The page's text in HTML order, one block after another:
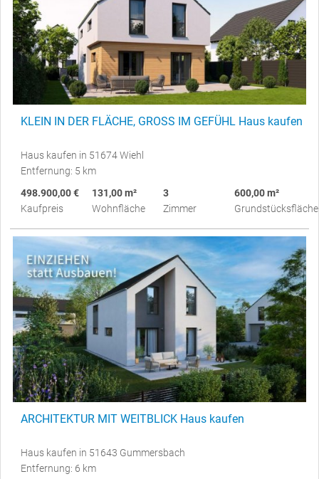
KLEIN IN DER FLÄCHE, GROSS IM GEFÜHL Haus kaufen
Haus kaufen in 51674 Wiehl
Entfernung: 5 km
498.900,00 €
Kaufpreis
131,00 m²
Wohnfläche
3
Zimmer
600,00 m²
Grundstücksfläche
ARCHITEKTUR MIT WEITBLICK Haus kaufen
Haus kaufen in 51643 Gummersbach
Entfernung: 6 km